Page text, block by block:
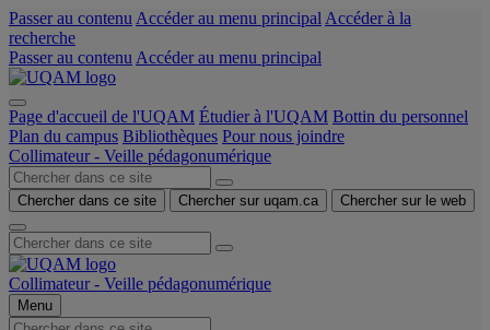
Passer au contenu Accéder au menu principal Accéder à la
recherche
Passer au contenu Accéder au menu principal
Page d'accueil de l'UQAM Étudier à l'UQAM Bottin du personnel
Plan du campus Bibliothèques Pour nous joindre
Collimateur - Veille pédagonumérique
Chercher dans ce site Chercher sur uqam.ca Chercher sur le web
Collimateur - Veille pédagonumérique
Menu